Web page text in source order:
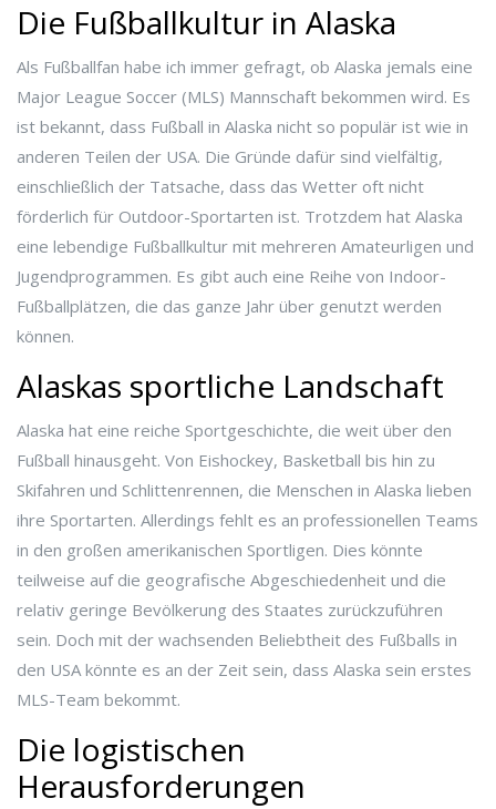
Die Fußballkultur in Alaska
Als Fußballfan habe ich immer gefragt, ob Alaska jemals eine
Major League Soccer (MLS) Mannschaft bekommen wird. Es
ist bekannt, dass Fußball in Alaska nicht so populär ist wie in
anderen Teilen der USA. Die Gründe dafür sind vielfältig,
einschließlich der Tatsache, dass das Wetter oft nicht
förderlich für Outdoor-Sportarten ist. Trotzdem hat Alaska
eine lebendige Fußballkultur mit mehreren Amateurligen und
Jugendprogrammen. Es gibt auch eine Reihe von Indoor-
Fußballplätzen, die das ganze Jahr über genutzt werden
können.
Alaskas sportliche Landschaft
Alaska hat eine reiche Sportgeschichte, die weit über den
Fußball hinausgeht. Von Eishockey, Basketball bis hin zu
Skifahren und Schlittenrennen, die Menschen in Alaska lieben
ihre Sportarten. Allerdings fehlt es an professionellen Teams
in den großen amerikanischen Sportligen. Dies könnte
teilweise auf die geografische Abgeschiedenheit und die
relativ geringe Bevölkerung des Staates zurückzuführen
sein. Doch mit der wachsenden Beliebtheit des Fußballs in
den USA könnte es an der Zeit sein, dass Alaska sein erstes
MLS-Team bekommt.
Die logistischen
Herausforderungen